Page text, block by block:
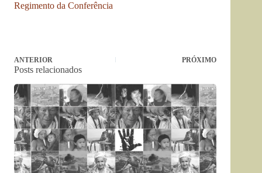
Regimento da Conferência
ANTERIOR PRÓXIMO
Posts relacionados